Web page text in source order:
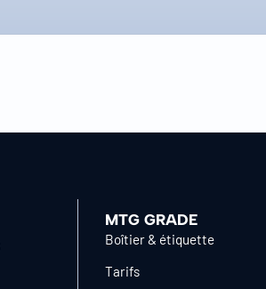
MTG GRADE
Boîtier & étiquette
Tarifs